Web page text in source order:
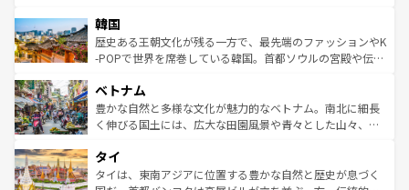
ワイを、存分に味わってほしい。 なお、新着のハワイ情報
はコンテンツ一覧を参照してほしい。
いる。アクティビティも充実しており、サーフィンやダイ
ビング、ハイキングなど、アウトドア好きにはたまらな
い。オーストラリアの多彩な魅力を存分に味わいつくそ
参照してほしい。
ン）、静ひつな山岳地帯である台湾東部など、都市の喧騒
と山間の静けさが共存しており、訪れる人に新しい発見と
驚きをもたらしてくれる。また、奥深い台湾の食文化も魅
容にもいいと評判のスイーツなど、バラエティ豊かな料理
が味わえる。 なお、新着の台湾情報は コンテンツ一覧を参
照してほしい。
韓国
歴史ある王朝文化が残る一方で、最先端のファッションやK
-POPで世界を席巻している韓国。首都ソウルの宮殿や伝統
き、地方に足を延ばせば四季折々の自然美を楽しむことが
できる。そして、キムチや焼肉、絶品のストリートフード
まで、さまざまな韓国料理が待っている。夜には、韓国な
リティに包まれながら、韓国の多彩な魅力を心ゆくまで味
わってみてほしい。 なお、新着の韓国情報はコンテンツ一
ベトナム
豊かな自然と多様な文化が魅力的なベトナム。南北に細長
く伸びる国土には、広大な田園風景や青々とした山々、世
急速な発展と共に伝統が息づく。ハノイの古い町並みやホ
ーチミン市のフランス統治時代の建物も、独特の雰囲気を
タイ
タイは、東南アジアに位置する豊かな自然と歴史が息づく